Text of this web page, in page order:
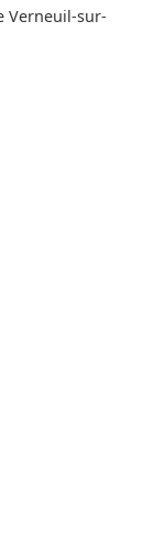
Verneuil-sur-